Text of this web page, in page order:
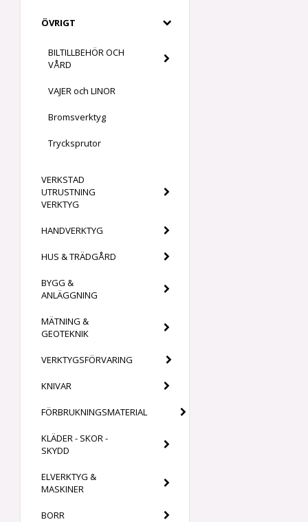
ÖVRIGT
BILTILLBEHÖR OCH
VÅRD
VAJER och LINOR
Bromsverktyg
Trycksprutor
VERKSTAD
UTRUSTNING
VERKTYG
HANDVERKTYG
HUS & TRÄDGÅRD
BYGG &
ANLÄGGNING
MÄTNING &
GEOTEKNIK
VERKTYGSFÖRVARING
KNIVAR
FÖRBRUKNINGSMATERIAL
KLÄDER - SKOR -
SKYDD
ELVERKTYG &
MASKINER
BORR